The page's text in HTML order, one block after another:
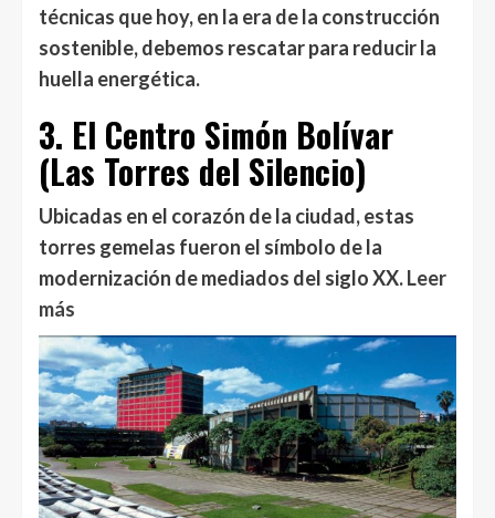
técnicas que hoy, en la era de la construcción
sostenible, debemos rescatar para reducir la
huella energética.
3. El Centro Simón Bolívar
(Las Torres del Silencio)
Ubicadas en el corazón de la ciudad, estas
torres gemelas fueron el símbolo de la
modernización de mediados del siglo XX.Leer
más